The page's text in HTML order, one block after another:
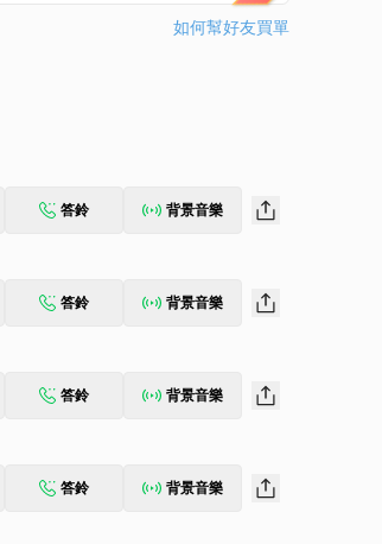
如何幫好友買單
答鈴 背景音樂
答鈴 背景音樂
答鈴 背景音樂
答鈴 背景音樂